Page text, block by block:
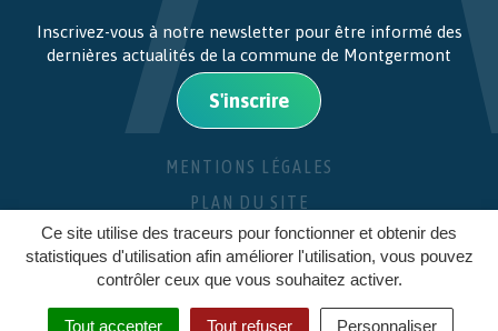
Ce site utilise des traceurs pour fonctionner et obtenir des
statistiques d'utilisation afin améliorer l'utilisation, vous pouvez
contrôler ceux que vous souhaitez activer.
Tout accepter Tout refuser Personnaliser
Inscrivez-vous à notre newsletter pour être informé des
dernières actualités de la commune de Montgermont
S'inscrire
MENTIONS LÉGALES
PLAN DU SITE
CRÉDITS